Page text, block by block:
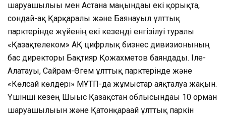
шаруашылығы мен Астана маңындағы екі қорықта,
сондай-ақ Қарқаралы және Баянауыл ұлттық
парктерінде жүйенің екі кезеңді енгізілуі туралы
«Қазақтелеком» АҚ цифрлық бизнес дивизионының
бас директоры Бақтияр Қожахметов баяндады. Іле-
Алатауы, Сайрам-Өгем ұлттық парктерінде және
«Көлсай көлдері» МҰТП-да жұмыстар аяқталуға жақын.
Үшінші кезең Шығыс Қазақстан облысындағы 10 орман
шаруашылығын және Қатонқарағай ұлттық паркін